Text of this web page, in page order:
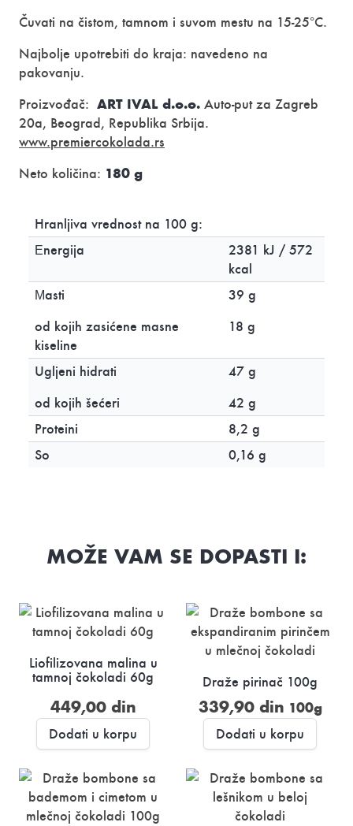
Čuvati na čistom, tamnom i suvom mestu na 15-25°C.
Najbolje upotrebiti do kraja: navedeno na
pakovanju.
Proizvođač: ART IVAL d.o.o. Auto-put za Zagreb
20a, Beograd, Republika Srbija.
www.premiercokolada.rs
Neto količina: 180 g
Hranljiva vrednost na 100 g:
Еnergija
2381 kJ / 572
kcal
Мasti
od kojih zasićene masne
kiseline
39 g
18 g
Ugljeni hidrati
od kojih šećeri
47 g
42 g
Proteini
8,2 g
So
0,16 g
MOŽE VAM SE DOPASTI I:
Liofilizovana malina u
tamnoj čokoladi 60g
449,00 din
Dodati u korpu
Draže pirinač 100g
339,90 din 100g
Dodati u korpu